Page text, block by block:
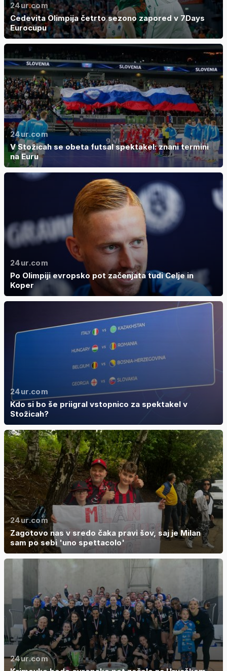
24ur.com
Cedevita Olimpija četrto sezono zapored v 7Days
Eurocupu
24ur.com
V Stožicah se obeta futsal spektakel: znani termini
na Euru
24ur.com
Po Olimpiji evropsko pot začenjata tudi Celje in
Koper
24ur.com
Kdo si bo še priigral vstopnico za spektakel v
Stožicah?
24ur.com
Zagotovo nas v sredo čaka pravi šov, saj je Milan
sam po sebi 'uno spettacolo'
24ur.com